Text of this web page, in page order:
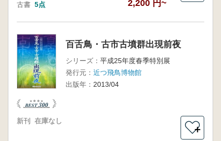
古書 5点 2,200 円~
百舌鳥・古市古墳群出現前夜
シリーズ： 平成25年度春季特別展
発行元： 近つ飛鳥博物館
出版年： 2013/04
新刊 在庫なし
＋